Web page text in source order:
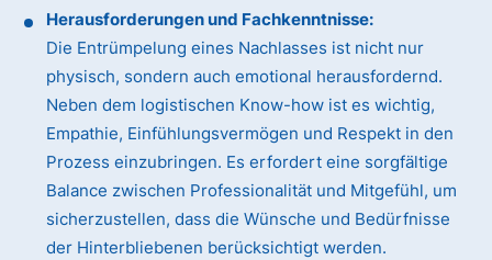
Herausforderungen und Fachkenntnisse:
Die Entrümpelung eines Nachlasses ist nicht nur
physisch, sondern auch emotional herausfordernd.
Neben dem logistischen Know-how ist es wichtig,
Empathie, Einfühlungsvermögen und Respekt in den
Prozess einzubringen. Es erfordert eine sorgfältige
Balance zwischen Professionalität und Mitgefühl, um
sicherzustellen, dass die Wünsche und Bedürfnisse
der Hinterbliebenen berücksichtigt werden.